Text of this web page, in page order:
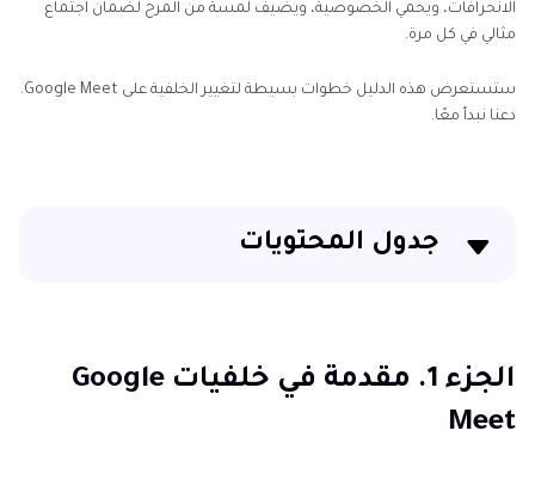
الانحرافات، ويحمي الخصوصية، ويضيف لمسة من المرح لضمان اجتماع
مثالي في كل مرة.
ستستعرض هذه الدليل خطوات بسيطة لتغيير الخلفية على Google Meet.
دعنا نبدأ معًا.
جدول المحتويات
الجزء 2. استكشاف خيارات خلفية Google Meet
الجزء 3. استخدام ميزات خلفية Google Meet المشوشة
الجزء 1. مقدمة في خلفيات Google
Meet